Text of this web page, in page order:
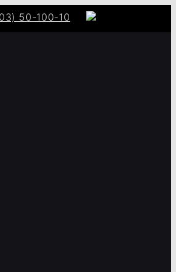
50-100-10